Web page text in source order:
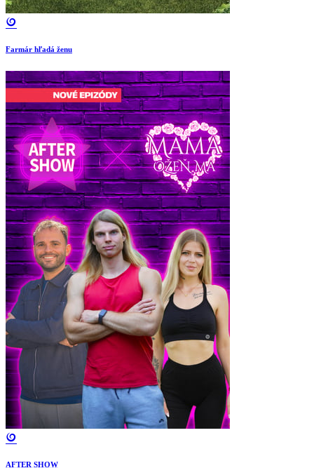
Farmár hľadá ženu
AFTER SHOW